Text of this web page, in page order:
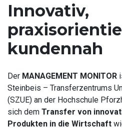
Innovativ,
kundennah
Der MANAGEMENT MONITOR
Steinbeis – Transferzentrums
(SZUE) an der Hochschule
sich dem Transfer von
Produkten in die Wirtschaft